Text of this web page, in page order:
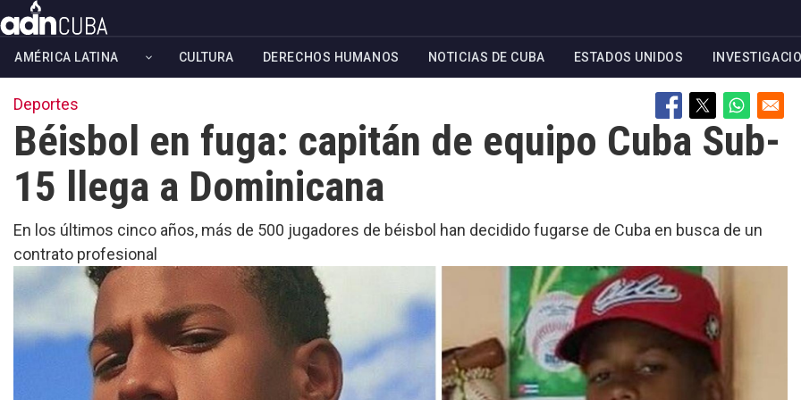
Skip
to
main
AMÉRICA LATINA CULTURA DERECHOS HUMANOS NOTICIAS DE CUBA ESTADOS UNIDOS
Deportes
Béisbol en fuga: capitán de equipo Cuba Sub-
15 llega a Dominicana
En los últimos cinco años, más de 500 jugadores de béisbol han decidido fugarse de Cuba en busca de un
contrato profesional